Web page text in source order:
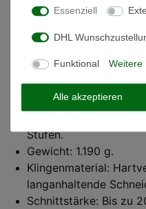
Schermesser aus
selbst dicke Äste mühelos
meistern Sie jede
Hier sind einige ihrer
Stufen.
Gewicht: 1.190 g.
Klingenmaterial:
langanhaltende
Schnittstärke: Bis zu
Essenziell
DHL
Funktional Weitere
Alle akzeptieren